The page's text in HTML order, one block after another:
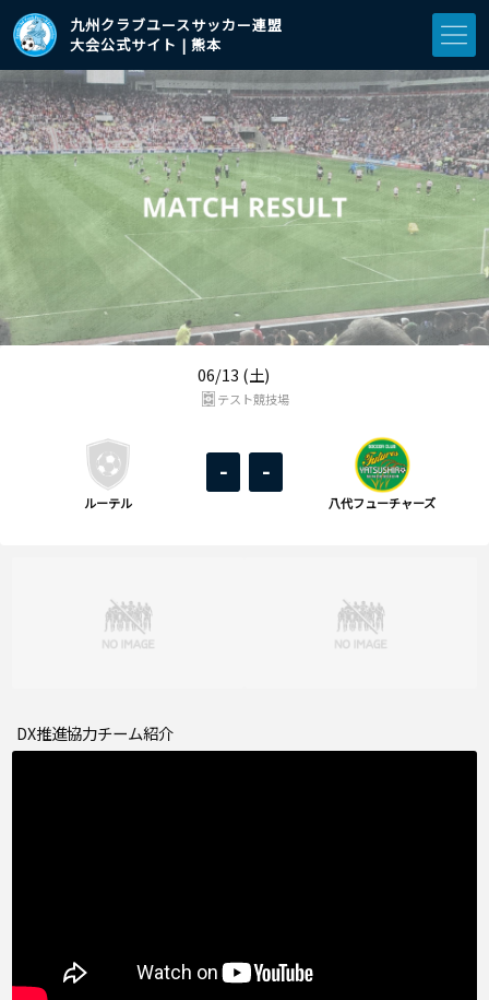
九州クラブユースサッカー連盟
大会公式サイト | 熊本
06/13 (土)
ルーテル
- -
八代フューチャーズ
テスト競技場
DX推進協力チーム紹介